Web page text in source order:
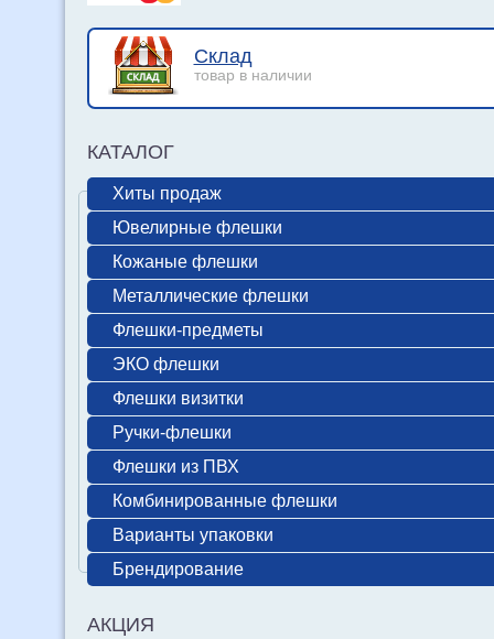
Склад
товар в наличии
КАТАЛОГ
Хиты продаж
Ювелирные флешки
Кожаные флешки
Металлические флешки
Флешки-предметы
ЭКО флешки
Флешки визитки
Ручки-флешки
Флешки из ПВХ
Комбинированные флешки
Варианты упаковки
Брендирование
АКЦИЯ